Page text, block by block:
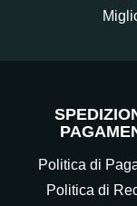
Politica di
Politica di